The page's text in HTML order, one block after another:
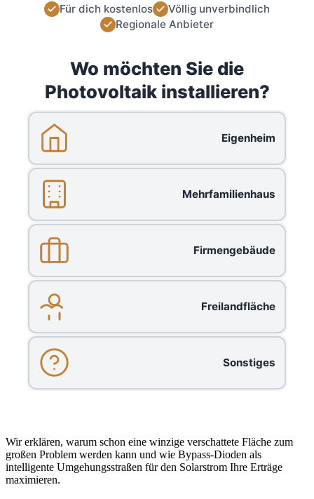
Für dich kostenlos
Völlig unverbindlich
Regionale Anbieter
Wo möchten Sie die
Photovoltaik installieren?
Eigenheim
Mehrfamilienhaus
Firmengebäude
Freilandfläche
Sonstiges
Wir erklären, warum schon eine winzige verschattete Fläche zum
großen Problem werden kann und wie Bypass-Dioden als
intelligente Umgehungsstraßen für den Solarstrom Ihre Erträge
maximieren.